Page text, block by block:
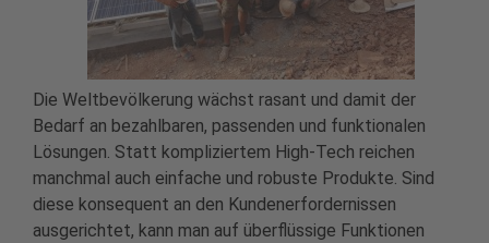
Die Weltbevölkerung wächst rasant und damit der
Bedarf an bezahlbaren, passenden und funktionalen
Lösungen. Statt kompliziertem High-Tech reichen
manchmal auch einfache und robuste Produkte. Sind
diese konsequent an den Kundenerfordernissen
ausgerichtet, kann man auf überflüssige Funktionen